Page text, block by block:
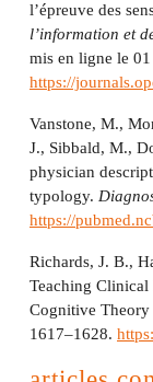
l’épreuve des
l’information et
mis en ligne le
https://
Vanstone, M.,
J., Sibbald, M.,
physician
typology.
https://
Richards, J. B.,
Teaching
Cognitive
1617–1628.